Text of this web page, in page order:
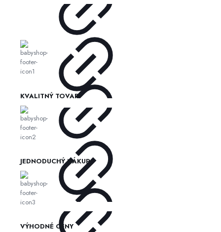
KVALITNÝ TOVAR
JEDNODUCHÝ NÁKUP
VÝHODNÉ CENY